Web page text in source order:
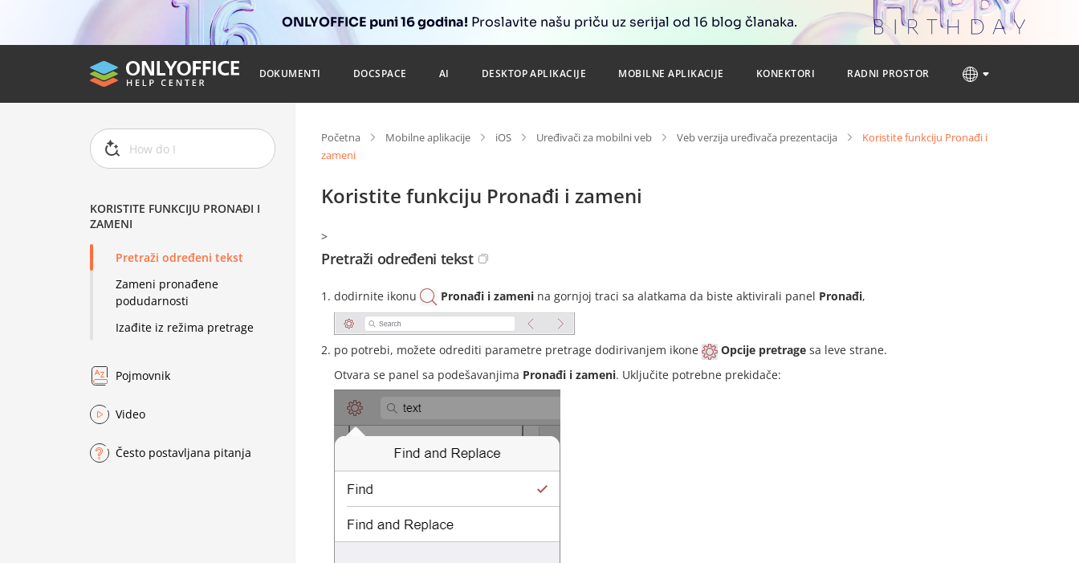
ONLYOFFICE puni 16 godina! Proslavite našu priču uz serijal od 16 blog članaka.
DOKUMENTI DOCSPACE AI DESKTOP APLIKACIJE MOBILNE APLIKACIJE KONEKTORI RADNI PROSTOR
KORISTITE FUNKCIJU PRONAĐI I
ZAMENI
Pretraži određeni tekst
Zameni pronađene
podudarnosti
Izađite iz režima pretrage
Pojmovnik
Video
Često postavljana pitanja
Početna Mobilne aplikacije iOS Uređivači za mobilni veb Veb verzija uređivača prezentacija
Koristite funkciju Pronađi i
zameni
Koristite funkciju Pronađi i zameni
>
Pretraži određeni tekst
dodirnite ikonu Pronađi i zameni na gornjoj traci sa alatkama da biste aktivirali panel Pronađi,
po potrebi, možete odrediti parametre pretrage dodirivanjem ikone Opcije pretrage sa leve strane.
Otvara se panel sa podešavanjima Pronađi i zameni. Uključite potrebne prekidače: